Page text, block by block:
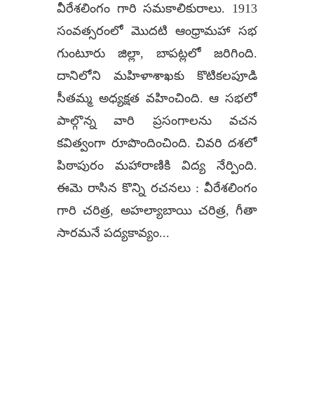
వీరేశలింగం గారి సమకాలికురాలు. 1913
సంవత్సరంలో మొదటి ఆంధ్రామహా సభ
గుంటూరు జిల్లా, బాపట్లలో జరిగింది.
దానిలోని మహిళాశాఖకు కొటికలపూడి
సీతమ్మ అధ్యక్షత వహించింది. ఆ సభలో
పాల్గొన్న వారి ప్రసంగాలను వచన
కవిత్వంగా రూపొందించింది. చివరి దశలో
పిఠాపురం మహారాణికి విద్య నేర్పింది.
ఈమె రాసిన కొన్ని రచనలు : వీరేశలింగం
గారి చరిత్ర, అహల్యాబాయి చరిత్ర, గీతా
సారమనే పద్యకావ్యం...